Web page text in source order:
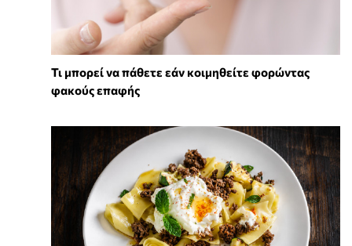
Τι μπορεί να πάθετε εάν κοιμηθείτε φορώντας
φακούς επαφής